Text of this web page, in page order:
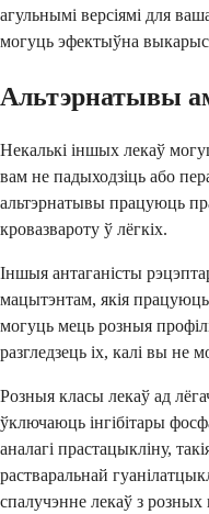
агульнымі версіямі для
могуць эфектыўна
Альтэрнатывы
Некалькі іншых лекаў
вам не падыходзіць або
альтэрнатывы працуюць
кровазвароту ў лёгкіх.
Іншыя антаганісты
мацытэнтам, якія
могуць мець розныя
разгледзець іх, калі вы не
Розныя класы лекаў ад
ўключаюць інгібітары
аналагі прастацыкліну,
растваральнай
спалучэнне лекаў з